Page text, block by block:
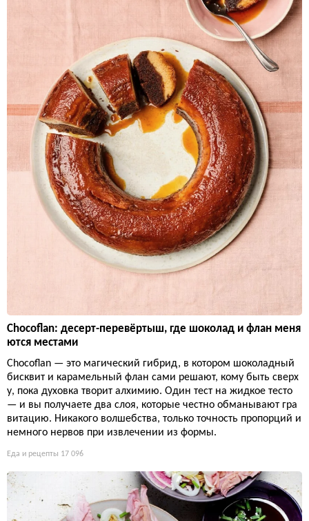
Chocoflan: десерт-перевёртыш, где шоколад и флан меня
ются местами
Chocoflan — это магический гибрид, в котором шоколадный
бисквит и карамельный флан сами решают, кому быть сверх
у, пока духовка творит алхимию. Один тест на жидкое тесто
— и вы получаете два слоя, которые честно обманывают гра
витацию. Никакого волшебства, только точность пропорций и
немного нервов при извлечении из формы.
Еда и рецепты 17 096